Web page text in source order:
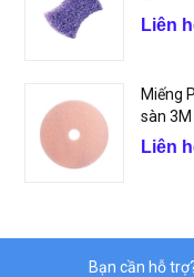
Liên
Miếng
sàn
Liên
Bạn cần hỗ